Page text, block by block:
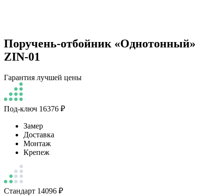
Поручень-отбойник «Однотонный»
ZIN-01
Гарантия лучшей цены
Под-ключ 16376 ₽
Замер
Доставка
Монтаж
Крепеж
Стандарт 14096 ₽